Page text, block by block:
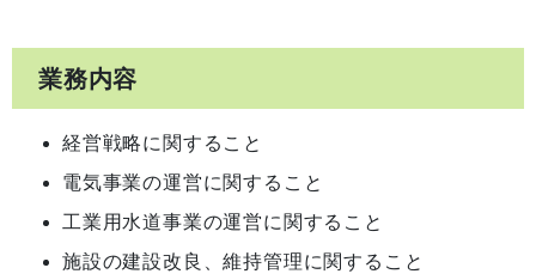
業務内容
経営戦略に関すること
電気事業の運営に関すること
工業用水道事業の運営に関すること
施設の建設改良、維持管理に関すること